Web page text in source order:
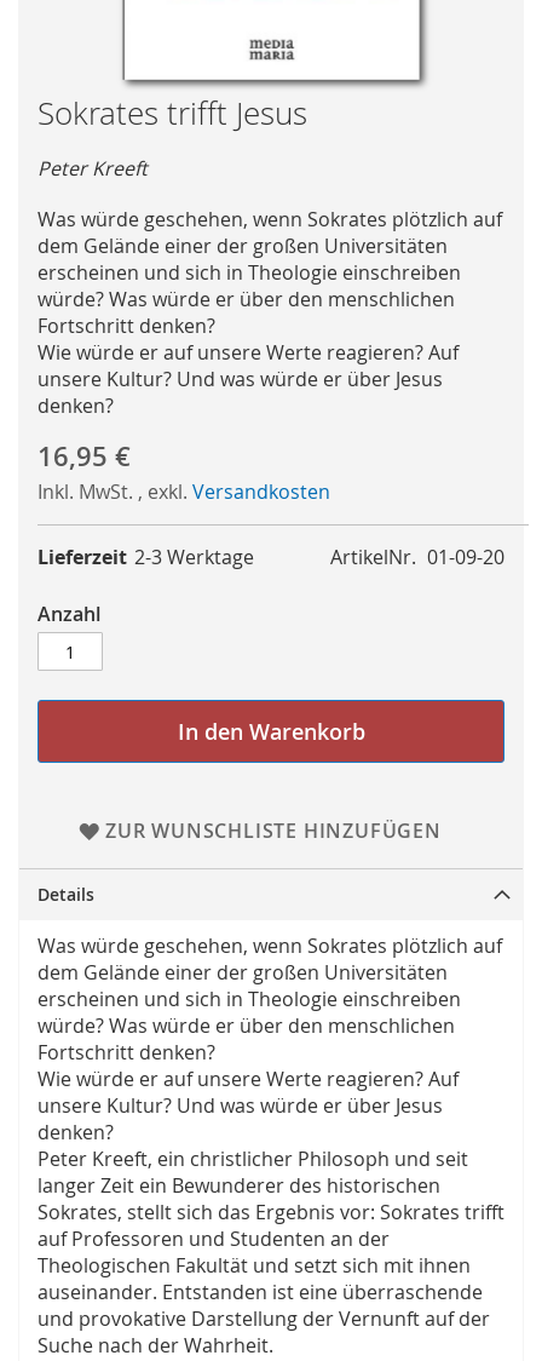
Skip
to
the
beginning
of
the
images
gallery
Sokrates trifft Jesus
Peter Kreeft
Was würde geschehen, wenn Sokrates plötzlich auf
dem Gelände einer der großen Universitäten
erscheinen und sich in Theologie einschreiben
würde? Was würde er über den menschlichen
Fortschritt denken?
Wie würde er auf unsere Werte reagieren? Auf
unsere Kultur? Und was würde er über Jesus
denken?
16,95 €
Inkl. MwSt. , exkl. Versandkosten
ArtikelNr. 01-09-20
Lieferzeit 2-3 Werktage
Anzahl
In den Warenkorb
ZUR WUNSCHLISTE HINZUFÜGEN
Details
Was würde geschehen, wenn Sokrates plötzlich auf
dem Gelände einer der großen Universitäten
erscheinen und sich in Theologie einschreiben
würde? Was würde er über den menschlichen
Fortschritt denken?
Wie würde er auf unsere Werte reagieren? Auf
unsere Kultur? Und was würde er über Jesus
denken?
Peter Kreeft, ein christlicher Philosoph und seit
langer Zeit ein Bewunderer des historischen
Sokrates, stellt sich das Ergebnis vor: Sokrates trifft
auf Professoren und Studenten an der
Theologischen Fakultät und setzt sich mit ihnen
auseinander. Entstanden ist eine überraschende
und provokative Darstellung der Vernunft auf der
Suche nach der Wahrheit.